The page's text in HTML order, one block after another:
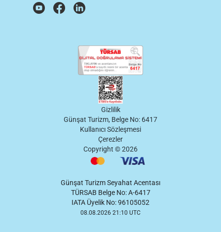
Gizlilik
Günşat Turizm, Belge No: 6417
Kullanıcı Sözleşmesi
Çerezler
Copyright ©2026
Günşat Turizm Seyahat Acentası
TÜRSAB Belge No: A-6417
IATA Üyelik No: 96105052
08.08.2026 21:10 UTC